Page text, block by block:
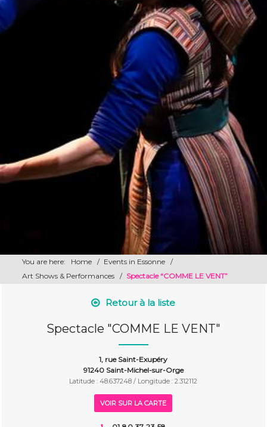
You are here: Home / Events in Essonne
/
Art Shows & Performances
/ Spectacle “COMME LE VENT”
Retour à la liste
Spectacle "COMME LE VENT"
1, rue Saint-Exupéry
91240 Saint-Michel-sur-Orge
Latitude : 48.637248 / Longitude : 2.312112
VOIR SUR LA CARTE